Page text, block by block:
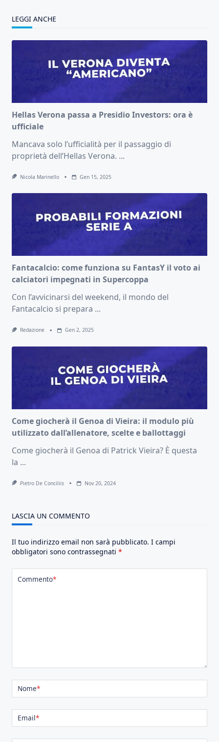
LEGGI ANCHE
Hellas Verona passa a Presidio Investors: ora è
ufficiale
Mancava solo l’ufficialità per il passaggio di
proprietà dell’Hellas Verona. ...
Nicola Marinello Gen 15, 2025
Fantacalcio: come funziona su FantasY il voto ai
calciatori impegnati in Supercoppa
Con l’avvicinarsi del weekend, il mondo del
Fantacalcio si prepara ...
Redazione Gen 2, 2025
Come giocherà il Genoa di Vieira: il modulo più
utilizzato dall’allenatore, scelte e ballottaggi
Come giocherà il Genoa di Patrick Vieira? È questa
la ...
Pietro De Conciliis Nov 20, 2024
LASCIA UN COMMENTO
Il tuo indirizzo email non sarà pubblicato. I campi
obbligatori sono contrassegnati *
Commento*
Nome*
Email*